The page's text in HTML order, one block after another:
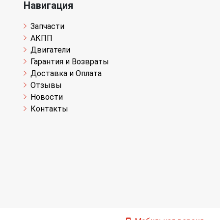
Навигация
Запчасти
АКПП
Двигатели
Гарантия и Возвраты
Доставка и Оплата
Отзывы
Новости
Контакты